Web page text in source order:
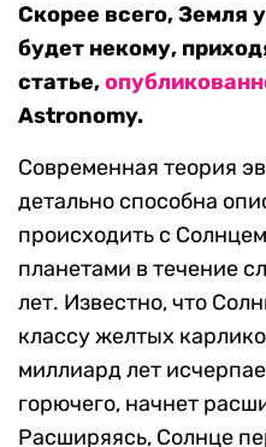
Скорее всего, Земля
будет некому,
статье,
Astronomy.
Современная теория
детально способна
происходить с
планетами в течение
лет. Известно, что
классу желтых
миллиард лет
горючего, начнет
Расширяясь, Солнце